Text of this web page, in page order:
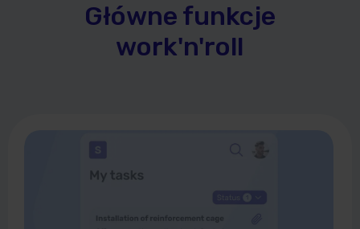
Główne funkcje
work'n'roll